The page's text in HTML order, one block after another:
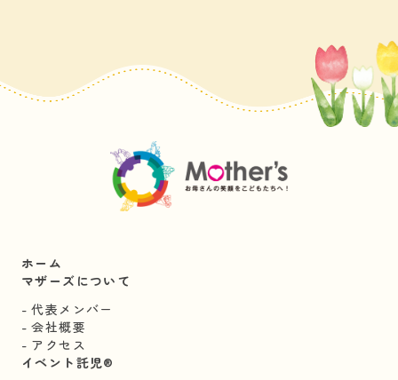
ホーム
マザーズについて
代表メンバー
会社概要
アクセス
イベント託児®︎